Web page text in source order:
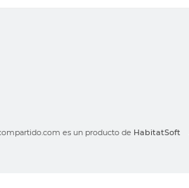
es un producto de HabitatSoft